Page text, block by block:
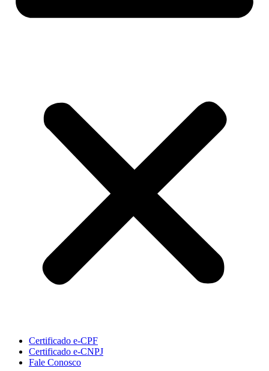
Certificado e-CPF
Certificado e-CNPJ
Fale Conosco